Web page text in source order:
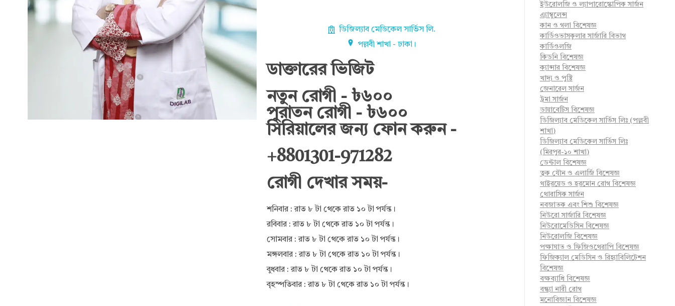
ডিজিল্যাব মেডিকেল সার্ভিস লি.
পল্লবী শাখা - ঢাকা।
ডাক্তারের ভিজিট
নতুন রোগী - ৳৬০০
পুরাতন রোগী - ৳৬০০
সিরিয়ালের জন্য ফোন করুন -
+8801301-971282
রোগী দেখার সময়-
শনিবার : রাত ৮ টা থেকে রাত ১০ টা পর্যন্ত।
রবিবার : রাত ৮ টা থেকে রাত ১০ টা পর্যন্ত।
সোমবার : রাত ৮ টা থেকে রাত ১০ টা পর্যন্ত।
মঙ্গলবার : রাত ৮ টা থেকে রাত ১০ টা পর্যন্ত।
বুধবার : রাত ৮ টা থেকে রাত ১০ টা পর্যন্ত।
বৃহস্পতিবার : রাত ৮ টা থেকে রাত ১০ টা পর্যন্ত।
ইউরোলজি ও ল্যাপারোস্কোপিক সার্জন
এ্যাম্বুলেন্স
কান ও গলা বিশেষজ্ঞ
কার্ডিওভাসকুলার সার্জারি বিভাগ
কার্ডিওলজি
কিডনি বিশেষজ্ঞ
ক্যান্সার বিশেষজ্ঞ
খাদ্য ও পুষ্টি
জেনারেল সার্জন
ট্রমা সার্জন
ডায়াবেটিস বিশেষজ্ঞ
ডিজিল্যাব মেডিকেল সার্ভিস লিঃ (পল্লবী
শাখা)
ডিজিল্যাব মেডিকেল সার্ভিস লিঃ
(মিরপুর-১০ শাখা)
ডেন্টাল বিশেষজ্ঞ
ত্বক যৌন ও এলার্জি বিশেষজ্ঞ
থাইরয়েড ও হরমোন রোগ বিশেষজ্ঞ
থোরাসিক সার্জন
নবজাতক এবং শিশু বিশেষজ্ঞ
নিউরো সার্জারি বিশেষজ্ঞ
নিউরোমেডিসিন বিশেষজ্ঞ
নিউরোলজি বিশেষজ্ঞ
পক্ষাঘাত ও ফিজিওথেরাপি বিশেষজ্ঞ
ফিজিক্যাল মেডিসিন ও রিহ্যাবিলিটেশন
বিশেষজ্ঞ
বক্ষব্যাধি বিশেষজ্ঞ
বন্ধ্যা নারী রোগ
মনোবিজ্ঞান বিশেষজ্ঞ